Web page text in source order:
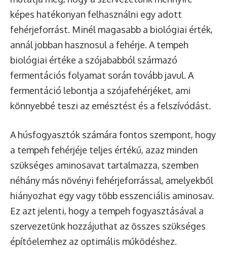
képes hatékonyan felhasználni egy adott
fehérjeforrást. Minél magasabb a biológiai érték,
annál jobban hasznosul a fehérje. A tempeh
biológiai értéke a szójababból származó
fermentációs folyamat során tovább javul. A
fermentáció lebontja a szójafehérjéket, ami
könnyebbé teszi az emésztést és a felszívódást.
A húsfogyasztók számára fontos szempont, hogy
a tempeh fehérjéje teljes értékű, azaz minden
szükséges aminosavat tartalmazza, szemben
néhány más növényi fehérjeforrással, amelyekből
hiányozhat egy vagy több esszenciális aminosav.
Ez azt jelenti, hogy a tempeh fogyasztásával a
szervezetünk hozzájuthat az összes szükséges
építőelemhez az optimális működéshez.